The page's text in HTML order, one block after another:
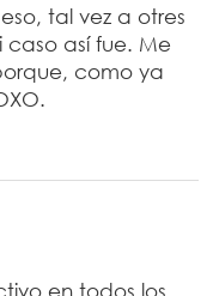
tal vez a otres
así fue. Me
como ya
en todos los